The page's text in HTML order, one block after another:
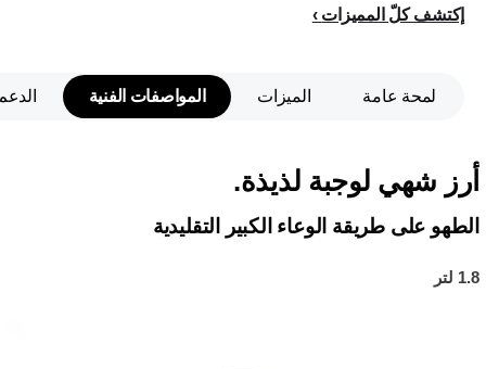
إكتشف كلّ المميزات
لمحة عامة الميزات المواصفات الفنية
أرز شهي لوجبة لذيذة.
الطهو على طريقة الوعاء الكبير التقليدية
1.8 لتر